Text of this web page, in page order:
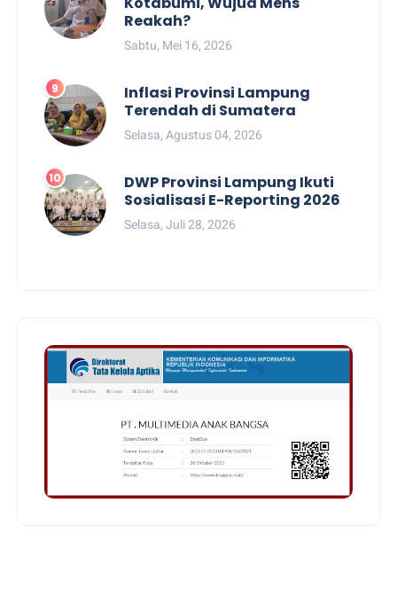
Reakah?
Sabtu, Mei 16, 2026
Inflasi Provinsi Lampung
Terendah di Sumatera
Selasa, Agustus 04, 2026
DWP Provinsi Lampung Ikuti
Sosialisasi E-Reporting 2026
Selasa, Juli 28, 2026